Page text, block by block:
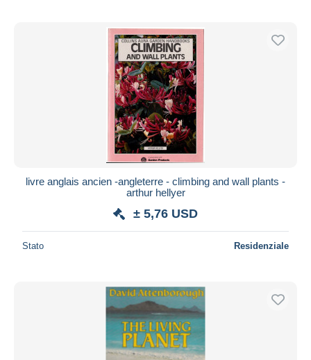
livre anglais ancien -angleterre - climbing and wall plants -
arthur hellyer
± 5,76 USD
Stato Residenziale